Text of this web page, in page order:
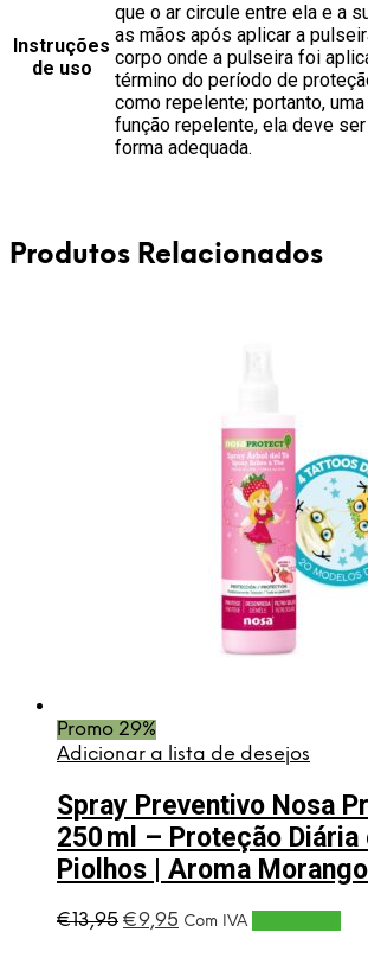
Instruções
de uso
que o ar circule entre ela e a
as mãos após aplicar a
corpo onde a pulseira foi
término do período de
como repelente; portanto,
função repelente, ela deve
forma adequada.
Produtos Relacionados
Promo 29%
Adicionar a lista de desejos
Spray Preventivo Nosa
250 ml – Proteção
Piolhos | Aroma Morango
€13,95 O
€9,95 O
Com IVA